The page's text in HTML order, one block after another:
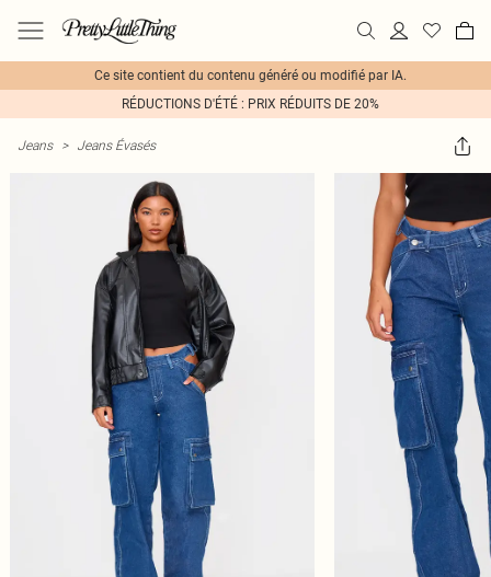
Ce site contient du contenu généré ou modifié par IA.
RÉDUCTIONS D'ÉTÉ : PRIX RÉDUITS DE 20%
Jeans > Jeans Évasés